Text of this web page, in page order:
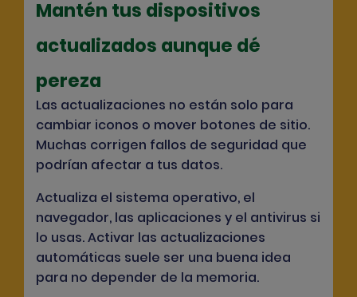
Mantén tus dispositivos
actualizados aunque dé
pereza
Las actualizaciones no están solo para
cambiar iconos o mover botones de sitio.
Muchas corrigen fallos de seguridad que
podrían afectar a tus datos.
Actualiza el sistema operativo, el
navegador, las aplicaciones y el antivirus si
lo usas. Activar las actualizaciones
automáticas suele ser una buena idea
para no depender de la memoria.